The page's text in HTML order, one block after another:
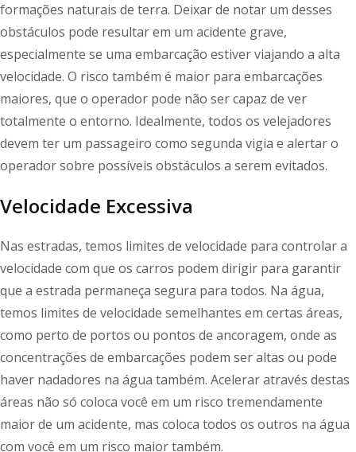
formações naturais de terra. Deixar de notar um desses
obstáculos pode resultar em um acidente grave,
especialmente se uma embarcação estiver viajando a alta
velocidade. O risco também é maior para embarcações
maiores, que o operador pode não ser capaz de ver
totalmente o entorno. Idealmente, todos os velejadores
devem ter um passageiro como segunda vigia e alertar o
operador sobre possíveis obstáculos a serem evitados.
Velocidade Excessiva
Nas estradas, temos limites de velocidade para controlar a
velocidade com que os carros podem dirigir para garantir
que a estrada permaneça segura para todos. Na água,
temos limites de velocidade semelhantes em certas áreas,
como perto de portos ou pontos de ancoragem, onde as
concentrações de embarcações podem ser altas ou pode
haver nadadores na água também. Acelerar através destas
áreas não só coloca você em um risco tremendamente
maior de um acidente, mas coloca todos os outros na água
com você em um risco maior também.